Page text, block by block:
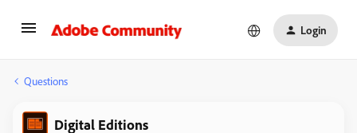
Login
Questions
Digital Editions